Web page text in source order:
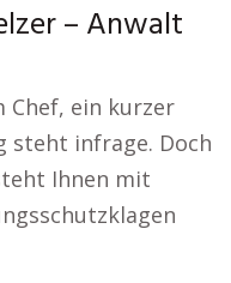
– Anwalt
Chef, ein kurzer
steht infrage. Doch
Ihnen mit